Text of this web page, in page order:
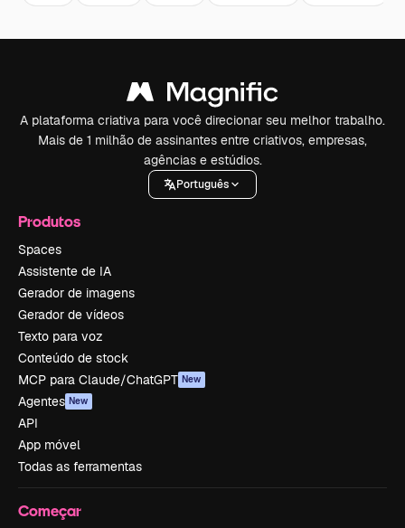
A plataforma criativa para você direcionar seu melhor trabalho.
Mais de 1 milhão de assinantes entre criativos, empresas,
agências e estúdios.
Português
Produtos
Spaces
Assistente de IA
Gerador de imagens
Gerador de vídeos
Texto para voz
Conteúdo de stock
MCP para Claude/ChatGPT New
Agentes New
API
App móvel
Todas as ferramentas
Começar